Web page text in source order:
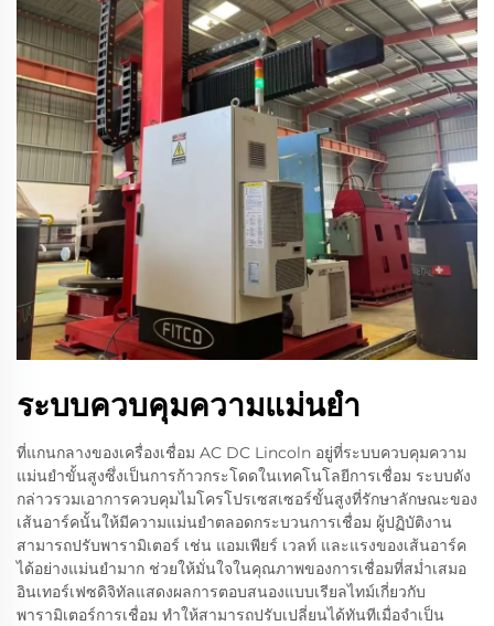
ระบบควบคุมความแม่นยำ
ที่แกนกลางของเครื่องเชื่อม AC DC Lincoln อยู่ที่ระบบควบคุมความ
แม่นยำขั้นสูงซึ่งเป็นการก้าวกระโดดในเทคโนโลยีการเชื่อม ระบบดัง
กล่าวรวมเอาการควบคุมไมโครโปรเซสเซอร์ขั้นสูงที่รักษาลักษณะของ
เส้นอาร์คนั้นให้มีความแม่นยำตลอดกระบวนการเชื่อม ผู้ปฏิบัติงาน
สามารถปรับพารามิเตอร์ เช่น แอมเพียร์ เวลท์ และแรงของเส้นอาร์ค
ได้อย่างแม่นยำมาก ช่วยให้มั่นใจในคุณภาพของการเชื่อมที่สม่ำเสมอ
อินเทอร์เฟซดิจิทัลแสดงผลการตอบสนองแบบเรียลไทม์เกี่ยวกับ
พารามิเตอร์การเชื่อม ทำให้สามารถปรับเปลี่ยนได้ทันทีเมื่อจำเป็น